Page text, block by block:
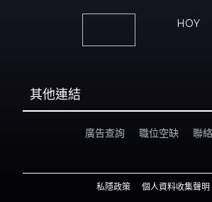
HOY
其他連結
廣告查詢 職位空缺 聯
私隱政策
個人資料收集聲明